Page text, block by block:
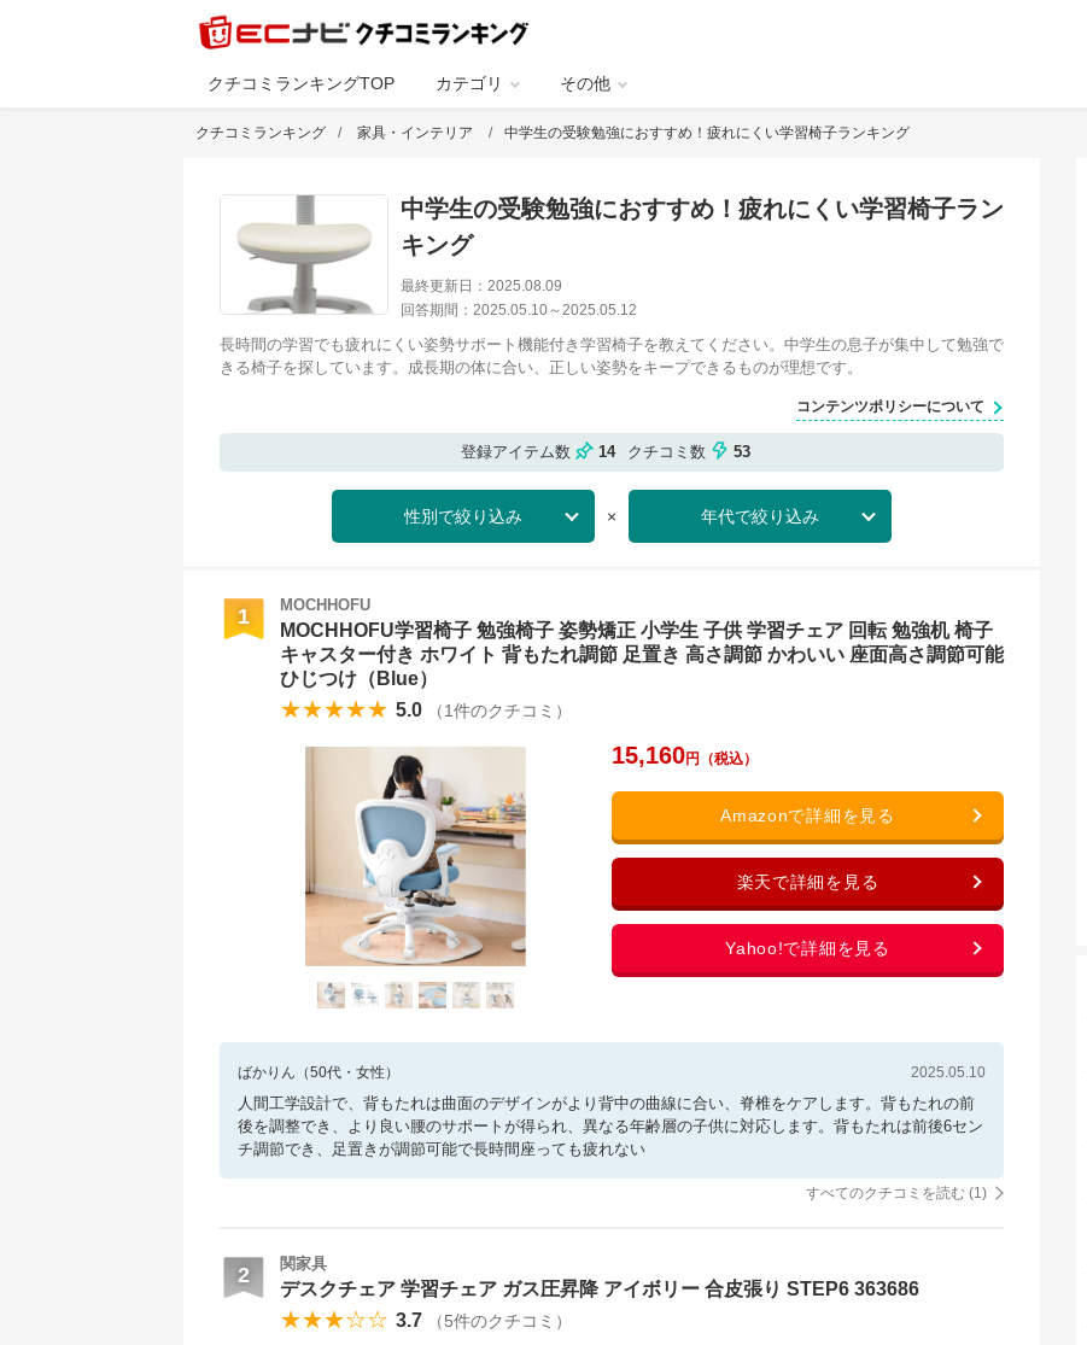
クチコミランキングTOP カテゴリ その他
クチコミランキング 家具・インテリア 中学生の受験勉強におすすめ！疲れにくい学習椅子ランキング
中学生の受験勉強におすすめ！疲れにくい学習椅子ラン
キング
最終更新日： 2025.08.09
回答期間： 2025.05.10～2025.05.12
長時間の学習でも疲れにくい姿勢サポート機能付き学習椅子を教えてください。中学生の息子が集中して勉強で
きる椅子を探しています。成長期の体に合い、正しい姿勢をキープできるものが理想です。
コンテンツポリシーについて
登録アイテム数 14 クチコミ数 53
×
1 MOCHHOFU
MOCHHOFU学習椅子 勉強椅子 姿勢矯正 小学生 子供 学習チェア 回転 勉強机 椅子
キャスター付き ホワイト 背もたれ調節 足置き 高さ調節 かわいい 座面高さ調節可能
ひじつけ（Blue）
★★★★★ 5.0 （1件のクチコミ）
15,160
ばかりん （50代・ 女性 ） 2025.05.10
人間工学設計で、背もたれは曲面のデザインがより背中の曲線に合い、脊椎をケアします。背もたれの前
後を調整でき、より良い腰のサポートが得られ、異なる年齢層の子供に対応します。背もたれは前後6セン
チ調節でき、足置きが調節可能で長時間座っても疲れない
すべてのクチコミを読む (1)
2 関家具
デスクチェア 学習チェア ガス圧昇降 アイボリー 合皮張り STEP6 363686
★★★☆☆ 3.7 （5件のクチコミ）